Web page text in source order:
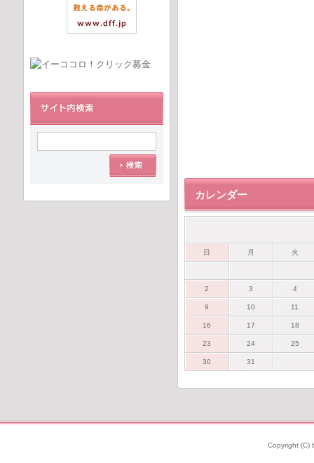
カレンダー
日 月 火
2 3 4
9 10 11
16 17 18
23 24 25
30 31
Copyright (C)